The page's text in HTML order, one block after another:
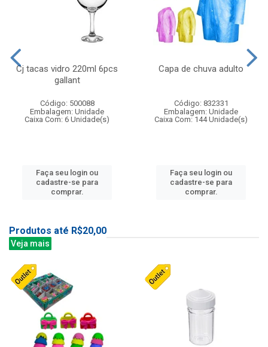
Cj tacas vidro 220ml 6pcs
gallant
Código: 500088
Embalagem: Unidade
Caixa Com: 6 Unidade(s)
Faça seu login ou
cadastre-se para
comprar.
Capa de chuva adulto
Código: 832331
Embalagem: Unidade
Caixa Com: 144 Unidade(s)
Faça seu login ou
cadastre-se para
comprar.
Produtos até R$20,00
Veja mais